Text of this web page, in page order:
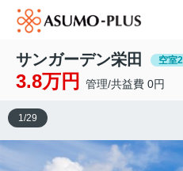
サンガーデン栄田 空室2
3.8万円 管理/共益費 0円
1/29